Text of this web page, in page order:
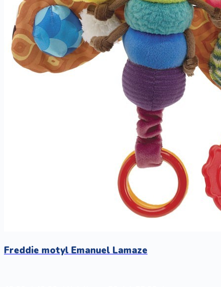
Freddie motyl Emanuel Lamaze